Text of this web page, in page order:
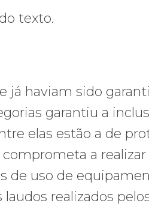
texto.
já haviam sido
garantiu a
elas estão a de
a
de uso de
realizados